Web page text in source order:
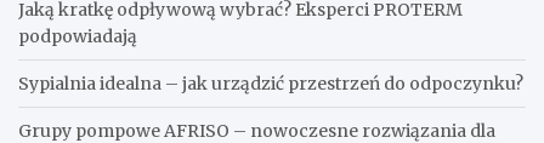
Jaką kratkę odpływową wybrać? Eksperci PROTERM
podpowiadają
Sypialnia idealna – jak urządzić przestrzeń do odpoczynku?
Grupy pompowe AFRISO – nowoczesne rozwiązania dla